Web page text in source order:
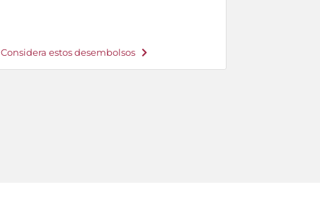
Considera estos desembolsos